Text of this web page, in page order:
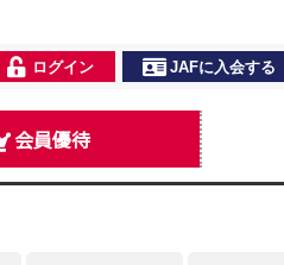
ログイン JAFに入会する
会員優待